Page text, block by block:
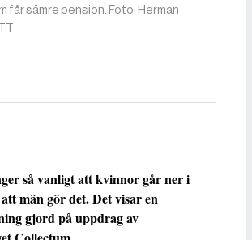
får sämre pension. Foto: Herman
så vanligt att kvinnor går ner i
män gör det. Det visar en
gjord på uppdrag av